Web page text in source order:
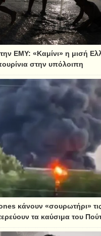
ΕΜΥ: «Καμίνι» η μισή
στην υπόλοιπη
κάνουν «σουρωτήρι»
τα καύσιμα του